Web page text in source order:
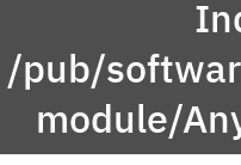
/pub/
module/